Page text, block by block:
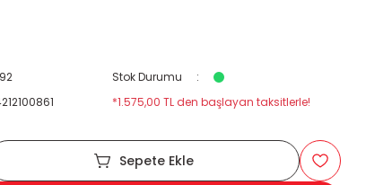
Stok Durumu
*1.575,00 TL den başlayan taksitlerle!
Sepete Ekle